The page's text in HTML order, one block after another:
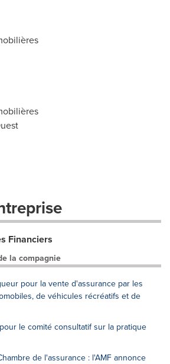
Financiers
la compagnie
pour la vente d'assurance par les
de véhicules récréatifs et de
le comité consultatif sur la pratique
de l'assurance : l'AMF annonce